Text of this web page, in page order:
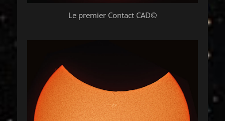
Le premier Contact CAD©